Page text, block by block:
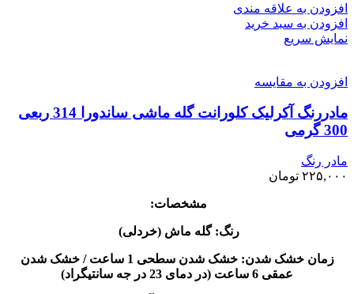
افزودن به علاقه مندی
افزودن به سبد خرید
نمایش سریع
افزودن به مقایسه
مادررنگ‌ آکرلیک کلورانت گله ماشی ساندورا 314 ربعی
300 گرمی
مادر رنگ
۲۲۵,۰۰۰ تومان
مشخصات:
رنگ: گله ماش (خردلی)
زمان خشک شدن: خشک شدن سطحی 1 ساعت / خشک شدن
عمقی 6 ساعت (در دمای 23 در جه سانتیگراد)